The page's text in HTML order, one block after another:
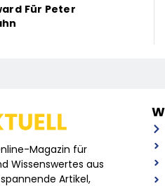
Für Peter
Magazin für
Wissenswertes aus
Artikel,